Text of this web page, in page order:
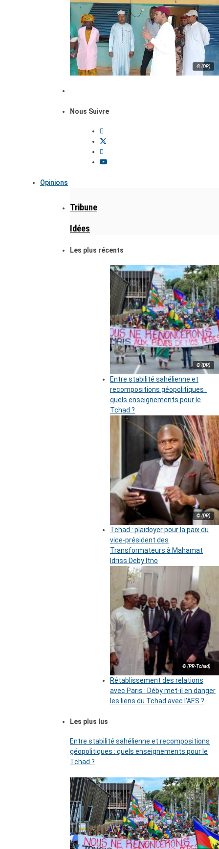
© (DR)
Nous Suivre
Opinions
Tribune
Idées
Les plus récents
© (DR)
Entre stabilité sahélienne et
recompositions géopolitiques :
quels enseignements pour le
Tchad ?
© (DR)
Tchad : plaidoyer pour la paix du
vice-président des
Transformateurs à Mahamat
Idriss Deby Itno
© (PR-Tchad)
Rétablissement des relations
avec Paris : Déby met-il en danger
les liens du Tchad avec l’AES ?
Les plus lus
Entre stabilité sahélienne et recompositions
géopolitiques : quels enseignements pour le
Tchad ?